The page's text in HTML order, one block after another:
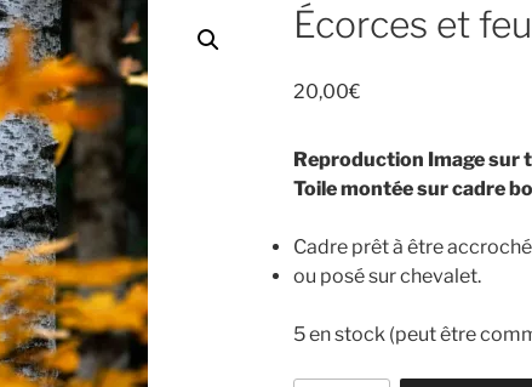
Écorces et
20,00€
Reproduction Image sur
Toile montée sur cadre
Cadre prêt à être
ou posé sur chevalet.
5 en stock (peut être